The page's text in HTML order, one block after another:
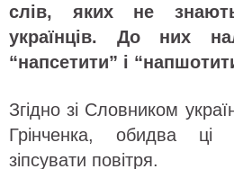
слів, яких не
українців. До них
“напсетити” і
Згідно зі Словником
Грінченка, обидва ці
зіпсувати повітря.